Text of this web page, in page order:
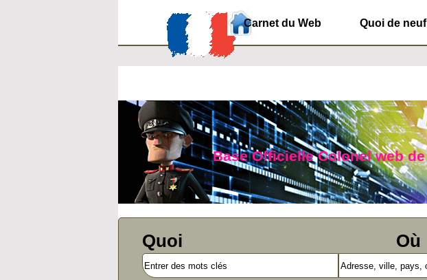
Carnet du Web Quoi de neuf
Base Officielle Colonel web
Quoi Où